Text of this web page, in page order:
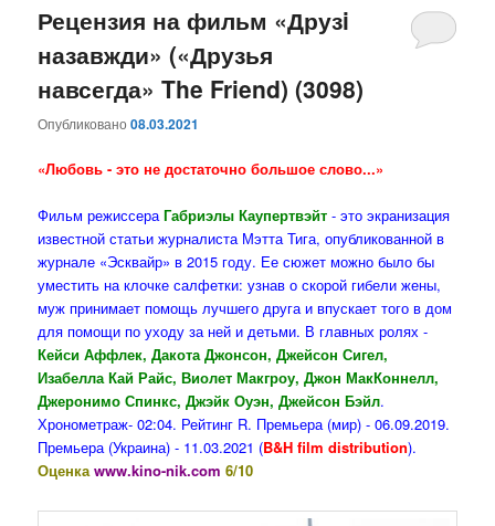
основному
содержимому
дополнительному
содержимому
Рецензия на фильм «Друзi
назавжди» («Друзья
навсегда» The Friend) (3098)
Опубликовано08.03.2021
«Любовь - это не достаточно большое слово...»
Фильм режиссераГабриэлы Каупертвэйт - это экранизация
известной статьи журналиста Мэтта Тига, опубликованной в
журнале «Эсквайр» в 2015 году. Ее сюжет можно было бы
уместить на клочке салфетки: узнав о скорой гибели жены,
муж принимает помощь лучшего друга и впускает того в дом
для помощи по уходу за ней и детьми. В главных ролях -
Кейси Аффлек, Дакота Джонсон, Джейсон Сигел,
Изабелла Кай Райс, Виолет Макгроу, Джон МакКоннелл,
Джеронимо Спинкс, Джэйк Оуэн, Джейсон Бэйл.
Хронометраж- 02:04. Рейтинг R. Премьера (мир) - 06.09.2019.
Премьера (Украина) - 11.03.2021 (B&H film distribution).
Оценкаwww.kino-nik.com 6/10